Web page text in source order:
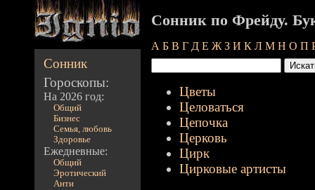
Сонник
Гороскопы:
На 2026 год:
Общий
Бизнес
Семья, любовь
Здоровье
Ежедневные:
Общий
Эротический
Анти
Сонник по Фрейду.
А Б В Г Д Е Ж З И К Л М Н О П
Цветы
Целоваться
Цепочка
Церковь
Цирк
Цирковые артисты